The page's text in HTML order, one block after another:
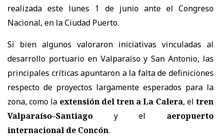
realizada este lunes 1 de junio ante el Congreso
Nacional, en la Ciudad Puerto.
Si bien algunos valoraron iniciativas vinculadas al
desarrollo portuario en Valparaíso y San Antonio, las
principales críticas apuntaron a la falta de definiciones
respecto de proyectos largamente esperados para la
zona, como la extensión del tren a La Calera, eltren
Valparaíso–Santiago y el aeropuerto
internacional de Concón.